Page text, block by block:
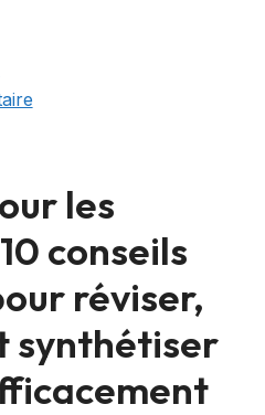
les
conseils
réviser,
synthétiser